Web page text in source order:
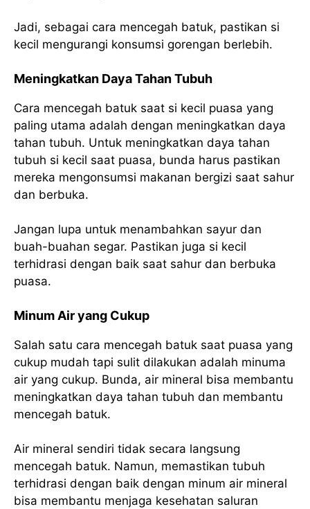
Jadi, sebagai cara mencegah batuk, pastikan si
kecil mengurangi konsumsi gorengan berlebih.
Meningkatkan Daya Tahan Tubuh
Cara mencegah batuk saat si kecil puasa yang
paling utama adalah dengan meningkatkan daya
tahan tubuh. Untuk meningkatkan daya tahan
tubuh si kecil saat puasa, bunda harus pastikan
mereka mengonsumsi makanan bergizi saat sahur
dan berbuka.
Jangan lupa untuk menambahkan sayur dan
buah-buahan segar. Pastikan juga si kecil
terhidrasi dengan baik saat sahur dan berbuka
puasa.
Minum Air yang Cukup
Salah satu cara mencegah batuk saat puasa yang
cukup mudah tapi sulit dilakukan adalah minuma
air yang cukup. Bunda, air mineral bisa membantu
meningkatkan daya tahan tubuh dan membantu
mencegah batuk.
Air mineral sendiri tidak secara langsung
mencegah batuk. Namun, memastikan tubuh
terhidrasi dengan baik dengan minum air mineral
bisa membantu menjaga kesehatan saluran